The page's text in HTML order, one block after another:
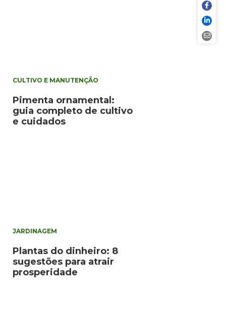
CULTIVO E MANUTENÇÃO
Pimenta ornamental:
guia completo de cultivo
e cuidados
JARDINAGEM
Plantas do dinheiro: 8
sugestões para atrair
prosperidade